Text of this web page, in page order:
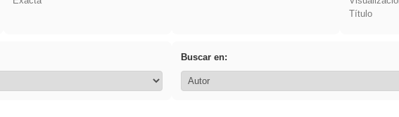
Título
Buscar en: